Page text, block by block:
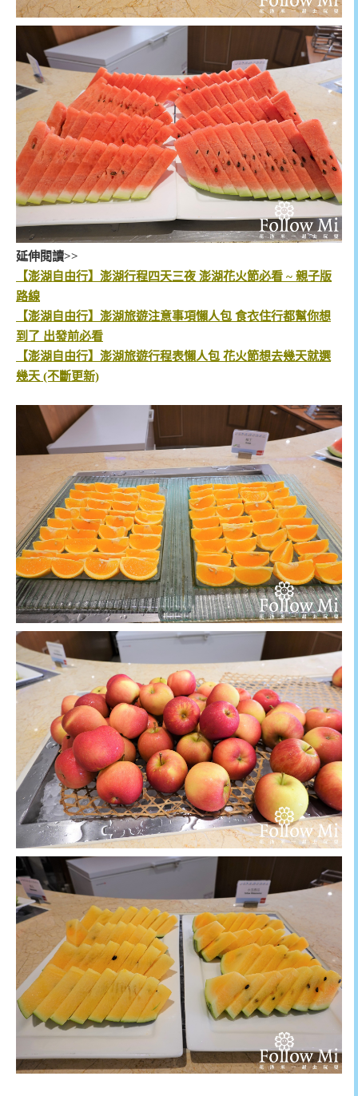
延伸閱讀>>
【澎湖自由行】澎湖行程四天三夜 澎湖花火節必看 ~ 親子版
路線
【澎湖自由行】澎湖旅遊注意事項懶人包 食衣住行都幫你想
到了 出發前必看
【澎湖自由行】澎湖旅遊行程表懶人包 花火節想去幾天就選
幾天 (不斷更新)